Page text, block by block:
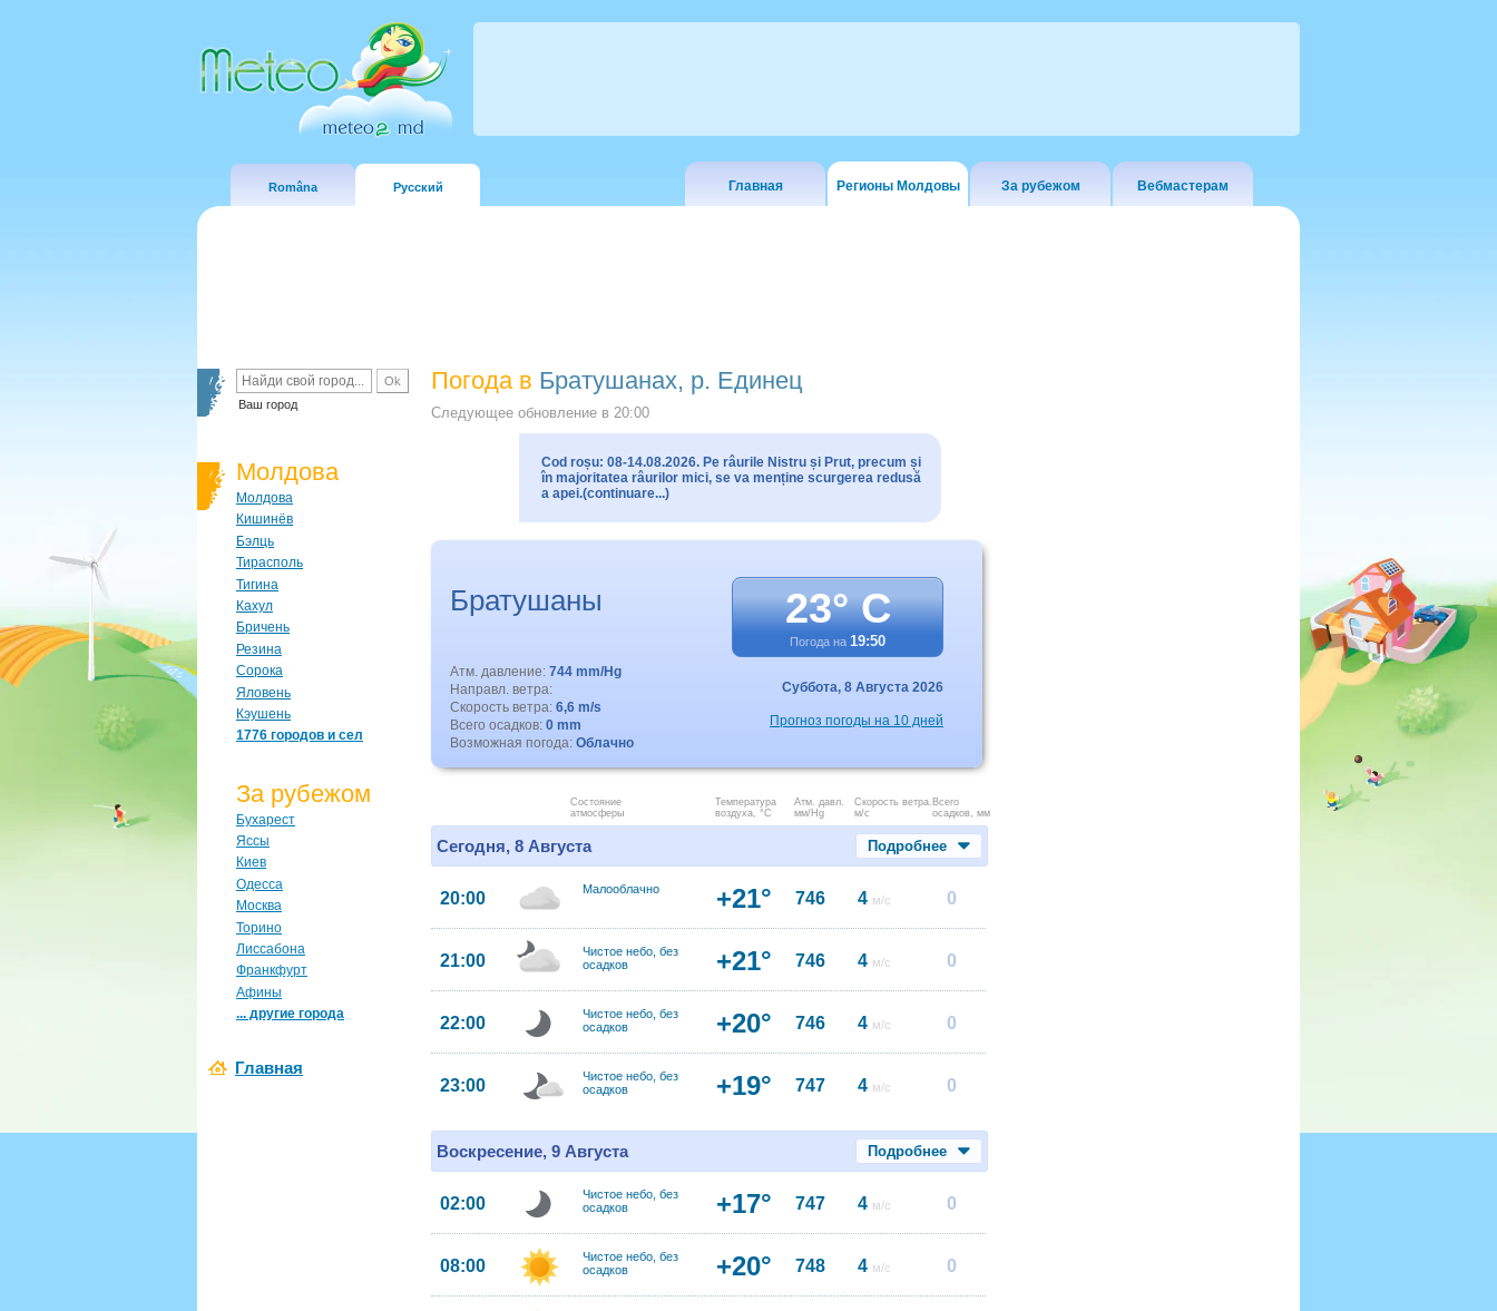
Româna Русский Главная Регионы Молдовы За рубежом Вебмастерам
Ваш город
Молдова
Молдова
Кишинёв
Бэлць
Тирасполь
Тигина
Кахул
Бричень
Резина
Сорока
Яловень
Кэушень
1776 городов и сел
За рубежом
Бухарест
Яссы
Киев
Одесса
Москва
Торино
Лиссабона
Франкфурт
Афины
... другие города
Главная
Погода в Братушанах, р. Единец
Следующее обновление в 20:00
Cod roșu: 08-14.08.2026. Pe râurile Nistru și Prut, precum și
în majoritatea râurilor mici, se va menține scurgerea redusă
a apei.(continuare...)
Братушаны 23° C
Погода на 19:50
Атм. давление: 744 mm/Hg
Направл. ветра:
Скорость ветра: 6,6 m/s
Всего осадков: 0 mm
Возможная погода: Облачно
Суббота, 8 Августа 2026
Прогноз погоды на 10 дней
Состояние
атмосферы
Температура
воздуха, °C
Атм. давл.
мм/Hg
Скорость ветра.
м/с
Всего
осадков, мм
Сегодня, 8 Августа Подробнее
20:00 Малооблачно +21° 746 4 м/с 0
21:00
Чистое небо, без
осадков
+21° 746 4 м/с 0
22:00
Чистое небо, без
осадков
+20° 746 4 м/с 0
23:00
Чистое небо, без
осадков
+19° 747 4 м/с 0
Воскресение, 9 Августа Подробнее
02:00
Чистое небо, без
осадков
+17° 747 4 м/с 0
08:00
Чистое небо, без
осадков
+20° 748 4 м/с 0